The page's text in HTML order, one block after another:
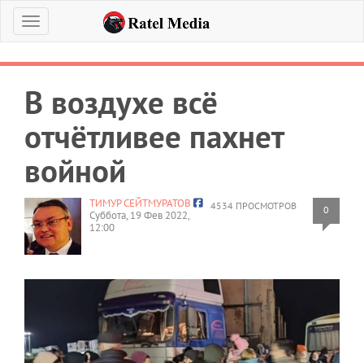
Меню
В воздухе всё
отчётливее пахнет
войной
4534 ПРОСМОТРОВ 0
ТИМУР СЕЙТМУРАТОВ
Суббота, 19 Фев 2022,
12:00